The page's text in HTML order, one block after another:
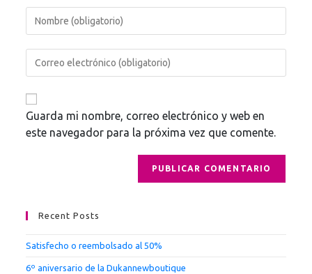
para
comentar
correo
electrónico
Guarda mi nombre, correo electrónico y web en
este navegador para la próxima vez que comente.
Recent Posts
Satisfecho o reembolsado al 50%
6º aniversario de la Dukannewboutique